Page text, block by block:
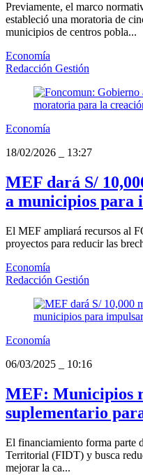
Previamente, el marco
estableció una moratoria de
municipios de centros pobla...
Economía
Redacción Gestión
Economía
18/02/2026
13:27
MEF dará S/
a municipios para
El MEF ampliará recursos al
proyectos para reducir las
Economía
Redacción Gestión
Economía
06/03/2025
10:16
MEF: Municipios
suplementario
El financiamiento forma parte
Territorial (FIDT) y busca
mejorar la ca...